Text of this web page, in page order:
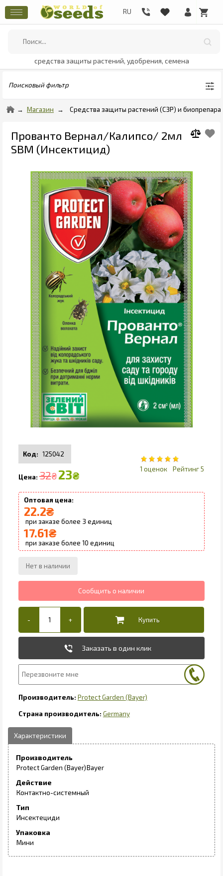
средства защиты растений, удобрения, семена
Поисковый фильтр
Магазин Средства защиты растений (СЗР) и
Прованто Вернал/Калипсо/ 2мл
SBM (Инсектицид)
1 5
125042
32₴23₴
22.2₴
3
17.61₴
10
Заказать в один клик
Protect Garden (Bayer)
Germany
Производитель
Protect Garden (Bayer)Bayer
Действие
Контактно-системный
Тип
Инсектециди
Упаковка
Мини